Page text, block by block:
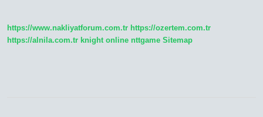
https://www.nakliyatforum.com.tr https://ozertem.com.tr
https://alnila.com.tr knight online nttgame Sitemap